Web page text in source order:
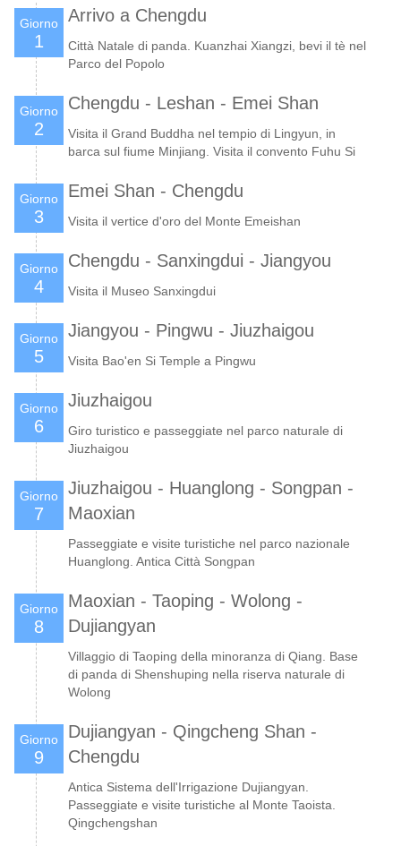
Giorno
1
Arrivo a Chengdu
Città Natale di panda. Kuanzhai Xiangzi, bevi il tè nel
Parco del Popolo
Giorno
2
Chengdu - Leshan - Emei Shan
Visita il Grand Buddha nel tempio di Lingyun, in
barca sul fiume Minjiang. Visita il convento Fuhu Si
Giorno
3
Emei Shan - Chengdu
Visita il vertice d'oro del Monte Emeishan
Giorno
4
Chengdu - Sanxingdui - Jiangyou
Visita il Museo Sanxingdui
Giorno
5
Jiangyou - Pingwu - Jiuzhaigou
Visita Bao'en Si Temple a Pingwu
Giorno
6
Jiuzhaigou
Giro turistico e passeggiate nel parco naturale di
Jiuzhaigou
Giorno
7
Jiuzhaigou - Huanglong - Songpan -
Maoxian
Passeggiate e visite turistiche nel parco nazionale
Huanglong. Antica Città Songpan
Giorno
8
Maoxian - Taoping - Wolong -
Dujiangyan
Villaggio di Taoping della minoranza di Qiang. Base
di panda di Shenshuping nella riserva naturale di
Wolong
Giorno
9
Dujiangyan - Qingcheng Shan -
Chengdu
Antica Sistema dell'Irrigazione Dujiangyan.
Passeggiate e visite turistiche al Monte Taoista.
Qingchengshan